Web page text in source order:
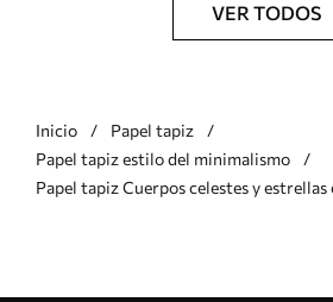
VER TODOS
Inicio
Papel tapiz
Papel tapiz estilo del minimalismo
Papel tapiz Cuerpos celestes y estrellas